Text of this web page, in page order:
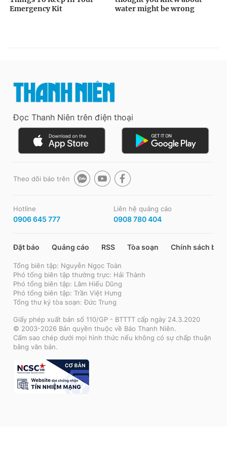
Đọc Thanh Niên trên điện thoại
Theo dõi báo trên
Hotline
0906 645 777
Liên hệ quảng cáo
0908 780 404
Đặt báo Quảng cáo RSS Tòa soạn Chính sách bảo
Tổng biên tập: Nguyễn Ngọc Toàn
Phó tổng biên tập thường trực: Hải Thành
Phó tổng biên tập: Lâm Hiếu Dũng
Phó tổng biên tập: Trần Việt Hưng
Tổng thư ký tòa soạn: Đức Trung
Giấy phép xuất bản số 110/GP - BTTTT cấp ngày 24.3.2020
© 2003-2026 Bản quyền thuộc về Báo Thanh Niên.
Cấm sao chép dưới mọi hình thức nếu không có sự chấp thuận
bằng văn bản.